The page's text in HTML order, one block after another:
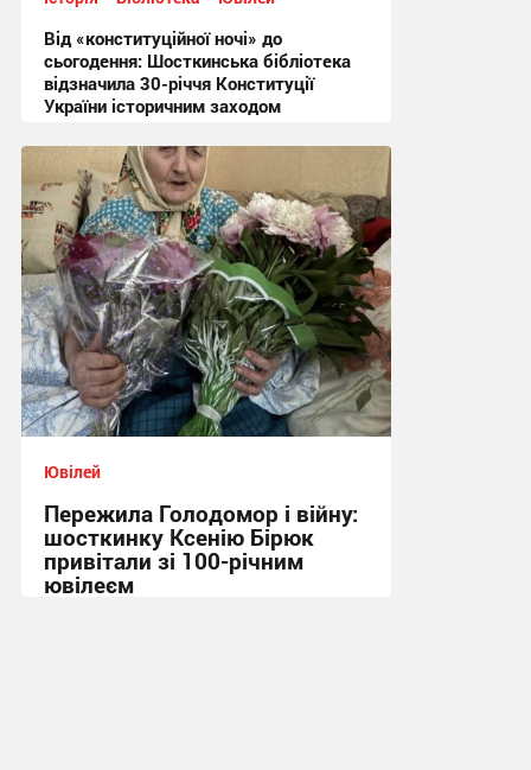
Від «конституційної ночі» до
сьогодення: Шосткинська бібліотека
відзначила 30-річчя Конституції
України історичним заходом
09:31, 26.06.2026
Ювілей
Пережила Голодомор і війну:
шосткинку Ксенію Бірюк
привітали зі 100-річним
ювілеєм